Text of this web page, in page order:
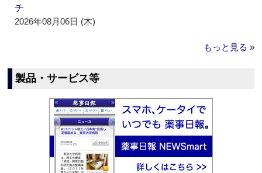
チ
2026年08月06日 (木)
もっと見る »
製品・サービス等